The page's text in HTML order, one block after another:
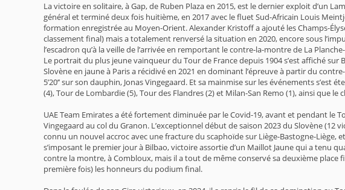
La victoire en solitaire, à Gap, de Ruben Plaza en 2015, est le dernier exploit d’un
général et terminé deux fois huitième, en 2017 avec le fluet Sud-Africain Louis
formation enregistrée au Moyen-Orient. Alexander Kristoff a ajouté les Champs-
classement final) mais a totalement renversé la situation en 2020, encore sous
l’escadron qu’à la veille de l’arrivée en remportant le contre-la-montre de La
Le portrait du plus jeune vainqueur du Tour de France depuis 1904 s’est affiché
Slovène en jaune à Paris a récidivé en 2021 en dominant l’épreuve à partir du
5’20’’ sur son dauphin, Jonas Vingegaard. Et sa mainmise sur les événements
(4), Tour de Lombardie (5), Tour des Flandres (2) et Milan-San Remo (1), ainsi que
UAE Team Emirates a été fortement diminuée par le Covid-19, avant et pendant le
Vingegaard au col du Granon. L’exceptionnel début de saison 2023 du Slovène
connu un nouvel accroc avec une fracture du scaphoïde sur Liège-Bastogne-Liège,
s’imposant le premier jour à Bilbao, victoire assortie d’un Maillot Jaune qui a tenu
contre la montre, à Combloux, mais il a tout de même conservé sa deuxième place
première fois) les honneurs du podium final.